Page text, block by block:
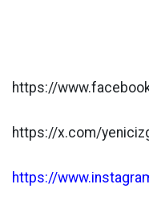
https://
https://x.com/
https://